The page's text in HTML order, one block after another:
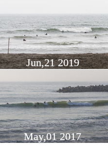
Jun,21 2019
May,01 2017